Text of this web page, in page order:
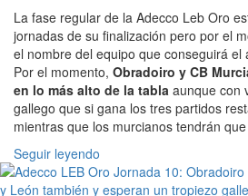
La fase regular de la Adecco Leb Oro
jornadas de su finalización pero por el
el nombre del equipo que conseguirá el
Por el momento, Obradoiro y CB
en lo más alto de la tabla aunque con
gallego que si gana los tres partidos
mientras que los murcianos tendrán
Seguir leyendo